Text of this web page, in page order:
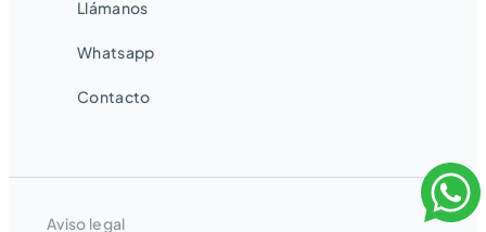
Llámanos
Whatsapp
Contacto
Aviso legal